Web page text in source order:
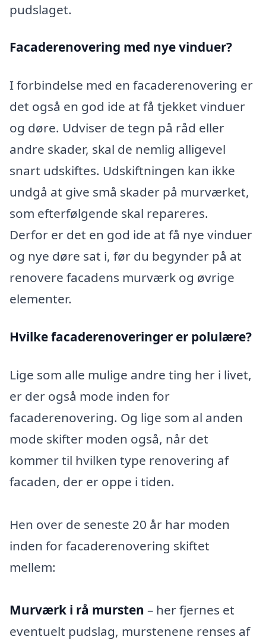
pudslaget.
Facaderenovering med nye vinduer?
I forbindelse med en facaderenovering er
det også en god ide at få tjekket vinduer
og døre. Udviser de tegn på råd eller
andre skader, skal de nemlig alligevel
snart udskiftes. Udskiftningen kan ikke
undgå at give små skader på murværket,
som efterfølgende skal repareres.
Derfor er det en god ide at få nye vinduer
og nye døre sat i, før du begynder på at
renovere facadens murværk og øvrige
elementer.
Hvilke facaderenoveringer er polulære?
Lige som alle mulige andre ting her i livet,
er der også mode inden for
facaderenovering. Og lige som al anden
mode skifter moden også, når det
kommer til hvilken type renovering af
facaden, der er oppe i tiden.
Hen over de seneste 20 år har moden
inden for facaderenovering skiftet
mellem:
Murværk i rå mursten – her fjernes et
eventuelt pudslag, murstenene renses af